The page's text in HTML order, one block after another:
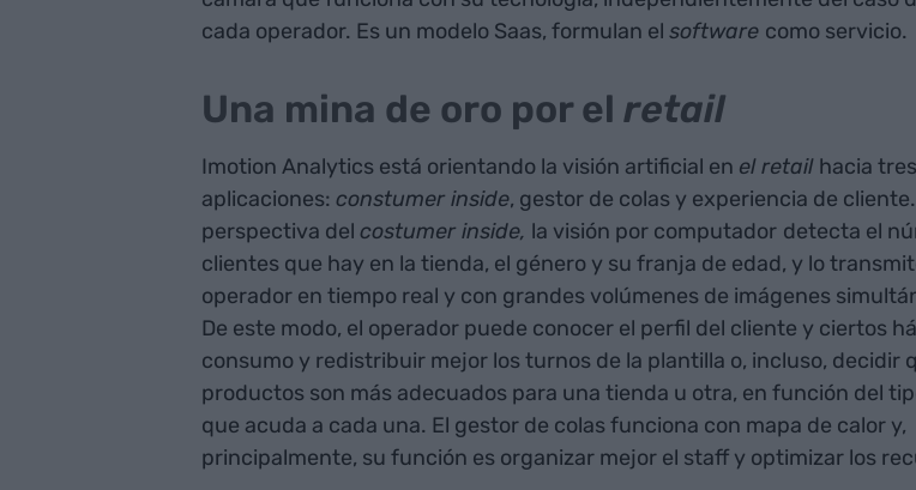
cada operador. Es un modelo Saas, formulan el software como servicio.
Una mina de oro por el retail
Imotion Analytics está orientando la visión artificial en el retail hacia
aplicaciones: constumer inside, gestor de colas y experiencia de
perspectiva del costumer inside, la visión por computador detecta el
clientes que hay en la tienda, el género y su franja de edad, y lo
operador en tiempo real y con grandes volúmenes de imágenes
De este modo, el operador puede conocer el perfil del cliente y ciertos
consumo y redistribuir mejor los turnos de la plantilla o, incluso, decidir
productos son más adecuados para una tienda u otra, en función del
que acuda a cada una. El gestor de colas funciona con mapa de calor y,
principalmente, su función es organizar mejor el staff y optimizar los